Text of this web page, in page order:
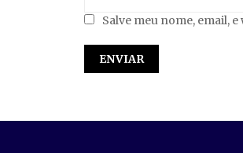
Salve meu nome, email,